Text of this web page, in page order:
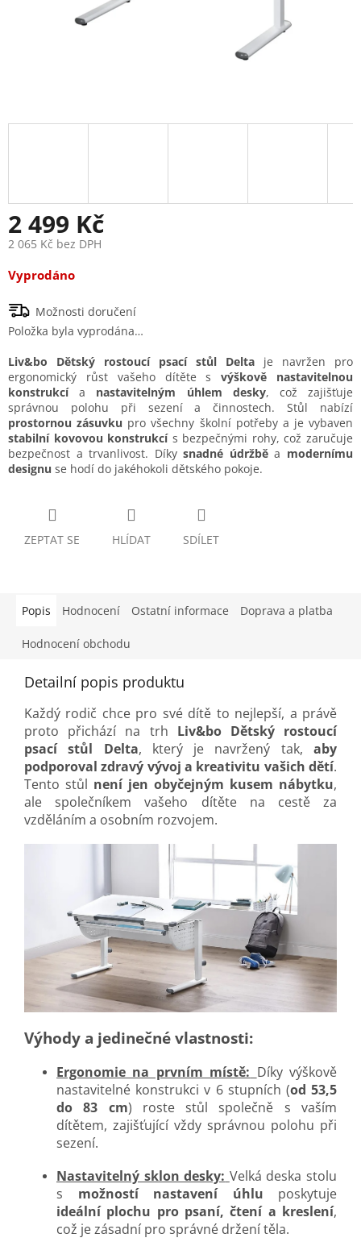
2 499 Kč
2 065 Kč bez DPH
cena:
Vyprodáno
Možnosti doručení
Položka byla vyprodána…
Liv&bo Dětský rostoucí psací stůl Delta je navržen pro
ergonomický růst vašeho dítěte svýškově nastavitelnou
konstrukcía nastavitelným úhlem desky, což zajišťuje
správnou polohu při sezení a činnostech. Stůl nabízí
prostornou zásuvku pro všechny školní potřeby a je vybaven
stabilní kovovou konstrukcís bezpečnými rohy, což zaručuje
bezpečnost a trvanlivost. Díkysnadné údržběa modernímu
designu se hodí do jakéhokoli dětského pokoje.
ZEPTAT SE HLÍDAT SDÍLET
Popis Hodnocení Ostatní informace Doprava a platba
Hodnocení obchodu
Detailní popis produktu
Každý rodič chce pro své dítě to nejlepší, a právě
proto přichází na trh Liv&bo Dětský rostoucí
psací stůl Delta, který je navržený tak,aby
podporoval zdravý vývoj a kreativitu vašich dětí.
Tento stůl není jen obyčejným kusem nábytku,
ale společníkem vašeho dítěte na cestě za
vzděláním a osobním rozvojem.
Výhody a jedinečné vlastnosti:
Ergonomie na prvním místě: Díky výškově
nastavitelné konstrukci v 6 stupních (od 53,5
do 83 cm) roste stůl společně s vaším
dítětem, zajišťující vždy správnou polohu při
sezení.
Nastavitelný sklon desky: Velká deska stolu
s možností nastavení úhlu poskytuje
ideální plochu pro psaní, čtení a kreslení,
což je zásadní pro správné držení těla.